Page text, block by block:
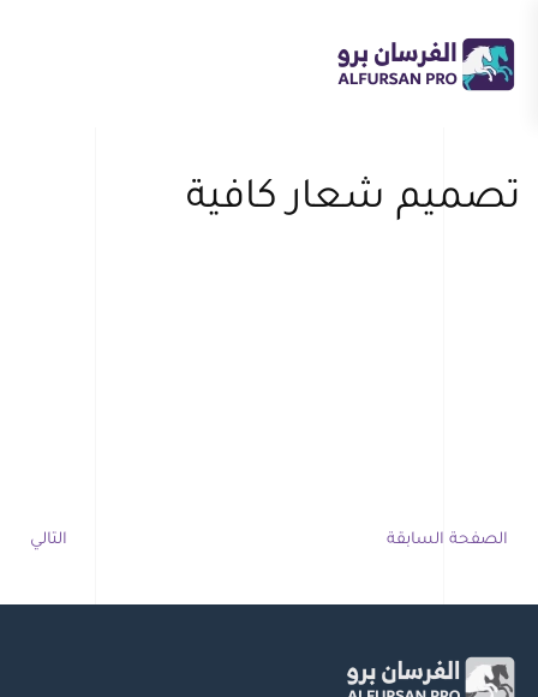
Skip
to
تصميم شعار كافية
الصفحة السابقة التالي